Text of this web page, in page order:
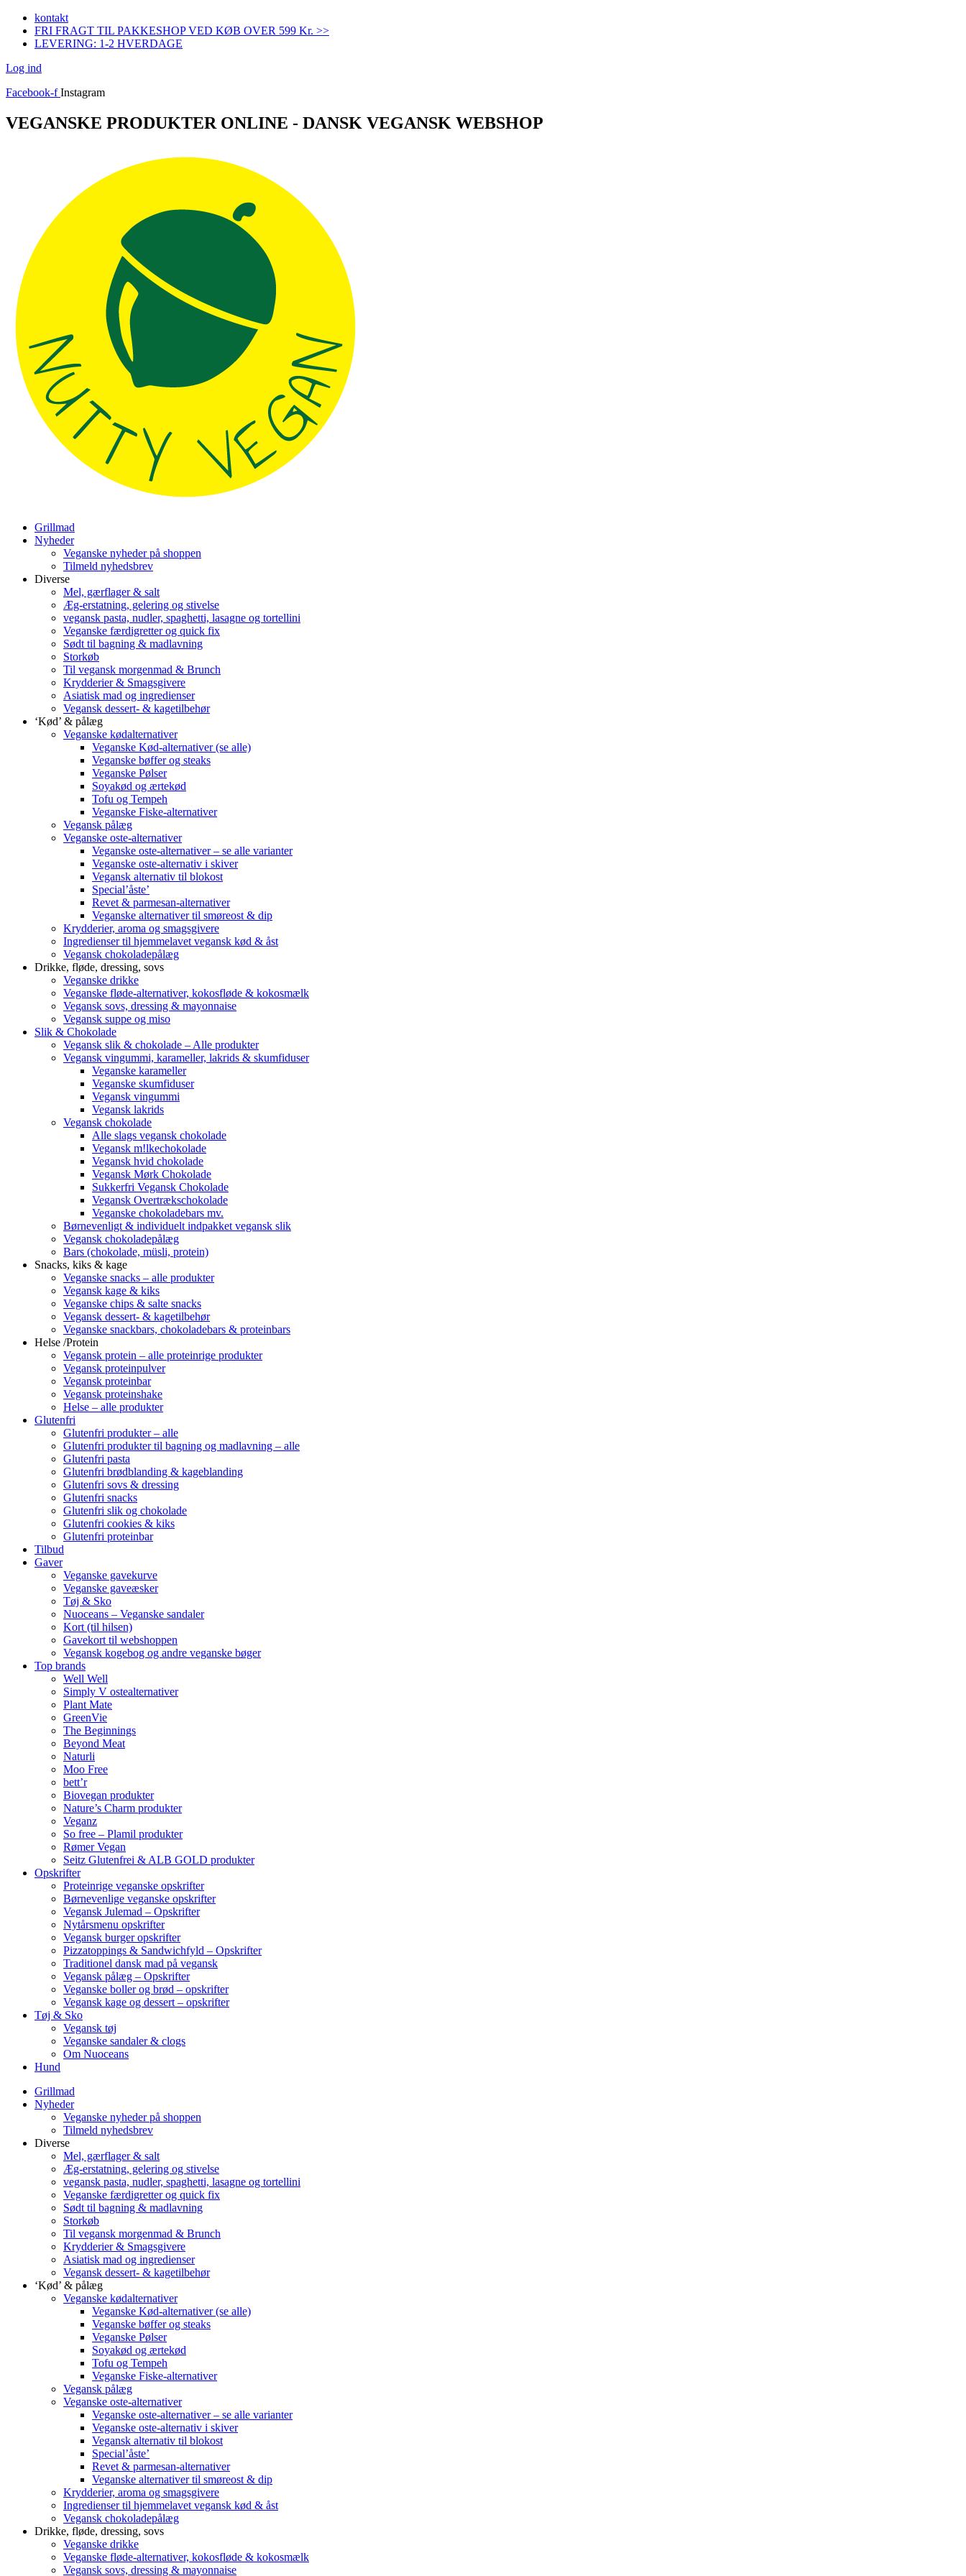
Videre
indhold
kontakt
FRI FRAGT TIL PAKKESHOP VED KØB OVER 599 Kr. >>
LEVERING: 1-2 HVERDAGE
Log ind
Facebook-f Instagram
VEGANSKE PRODUKTER ONLINE - DANSK VEGANSK WEBSHOP
Grillmad
Nyheder
Veganske nyheder på shoppen
Tilmeld nyhedsbrev
Diverse
Mel, gærflager & salt
Æg-erstatning, gelering og stivelse
vegansk pasta, nudler, spaghetti, lasagne og tortellini
Veganske færdigretter og quick fix
Sødt til bagning & madlavning
Storkøb
Til vegansk morgenmad & Brunch
Krydderier & Smagsgivere
Asiatisk mad og ingredienser
Vegansk dessert- & kagetilbehør
‘Kød’ & pålæg
Veganske kødalternativer
Veganske Kød-alternativer (se alle)
Veganske bøffer og steaks
Veganske Pølser
Soyakød og ærtekød
Tofu og Tempeh
Veganske Fiske-alternativer
Vegansk pålæg
Veganske oste-alternativer
Veganske oste-alternativer – se alle varianter
Veganske oste-alternativ i skiver
Vegansk alternativ til blokost
Special’åste’
Revet & parmesan-alternativer
Veganske alternativer til smøreost & dip
Krydderier, aroma og smagsgivere
Ingredienser til hjemmelavet vegansk kød & åst
Vegansk chokoladepålæg
Drikke, fløde, dressing, sovs
Veganske drikke
Veganske fløde-alternativer, kokosfløde & kokosmælk
Vegansk sovs, dressing & mayonnaise
Vegansk suppe og miso
Slik & Chokolade
Vegansk slik & chokolade – Alle produkter
Vegansk vingummi, karameller, lakrids & skumfiduser
Veganske karameller
Veganske skumfiduser
Vegansk vingummi
Vegansk lakrids
Vegansk chokolade
Alle slags vegansk chokolade
Vegansk m!lkechokolade
Vegansk hvid chokolade
Vegansk Mørk Chokolade
Sukkerfri Vegansk Chokolade
Vegansk Overtrækschokolade
Veganske chokoladebars mv.
Børnevenligt & individuelt indpakket vegansk slik
Vegansk chokoladepålæg
Bars (chokolade, müsli, protein)
Snacks, kiks & kage
Veganske snacks – alle produkter
Vegansk kage & kiks
Veganske chips & salte snacks
Vegansk dessert- & kagetilbehør
Veganske snackbars, chokoladebars & proteinbars
Helse /Protein
Vegansk protein – alle proteinrige produkter
Vegansk proteinpulver
Vegansk proteinbar
Vegansk proteinshake
Helse – alle produkter
Glutenfri
Glutenfri produkter – alle
Glutenfri produkter til bagning og madlavning – alle
Glutenfri pasta
Glutenfri brødblanding & kageblanding
Glutenfri sovs & dressing
Glutenfri snacks
Glutenfri slik og chokolade
Glutenfri cookies & kiks
Glutenfri proteinbar
Tilbud
Gaver
Veganske gavekurve
Veganske gaveæsker
Tøj & Sko
Nuoceans – Veganske sandaler
Kort (til hilsen)
Gavekort til webshoppen
Vegansk kogebog og andre veganske bøger
Top brands
Well Well
Simply V ostealternativer
Plant Mate
GreenVie
The Beginnings
Beyond Meat
Naturli
Moo Free
bett’r
Biovegan produkter
Nature’s Charm produkter
Veganz
So free – Plamil produkter
Rømer Vegan
Seitz Glutenfrei & ALB GOLD produkter
Opskrifter
Proteinrige veganske opskrifter
Børnevenlige veganske opskrifter
Vegansk Julemad – Opskrifter
Nytårsmenu opskrifter
Vegansk burger opskrifter
Pizzatoppings & Sandwichfyld – Opskrifter
Traditionel dansk mad på vegansk
Vegansk pålæg – Opskrifter
Veganske boller og brød – opskrifter
Vegansk kage og dessert – opskrifter
Tøj & Sko
Vegansk tøj
Veganske sandaler & clogs
Om Nuoceans
Hund
Grillmad
Nyheder
Veganske nyheder på shoppen
Tilmeld nyhedsbrev
Diverse
Mel, gærflager & salt
Æg-erstatning, gelering og stivelse
vegansk pasta, nudler, spaghetti, lasagne og tortellini
Veganske færdigretter og quick fix
Sødt til bagning & madlavning
Storkøb
Til vegansk morgenmad & Brunch
Krydderier & Smagsgivere
Asiatisk mad og ingredienser
Vegansk dessert- & kagetilbehør
‘Kød’ & pålæg
Veganske kødalternativer
Veganske Kød-alternativer (se alle)
Veganske bøffer og steaks
Veganske Pølser
Soyakød og ærtekød
Tofu og Tempeh
Veganske Fiske-alternativer
Vegansk pålæg
Veganske oste-alternativer
Veganske oste-alternativer – se alle varianter
Veganske oste-alternativ i skiver
Vegansk alternativ til blokost
Special’åste’
Revet & parmesan-alternativer
Veganske alternativer til smøreost & dip
Krydderier, aroma og smagsgivere
Ingredienser til hjemmelavet vegansk kød & åst
Vegansk chokoladepålæg
Drikke, fløde, dressing, sovs
Veganske drikke
Veganske fløde-alternativer, kokosfløde & kokosmælk
Vegansk sovs, dressing & mayonnaise